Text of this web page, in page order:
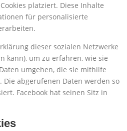
platziert. Diese Inhalte
für personalisierte
dieser sozialen Netzwerke
kann), um zu erfahren, wie sie
umgehen, die sie mithilfe
Die abgerufenen Daten werden so
Facebook hat seinen Sitz in